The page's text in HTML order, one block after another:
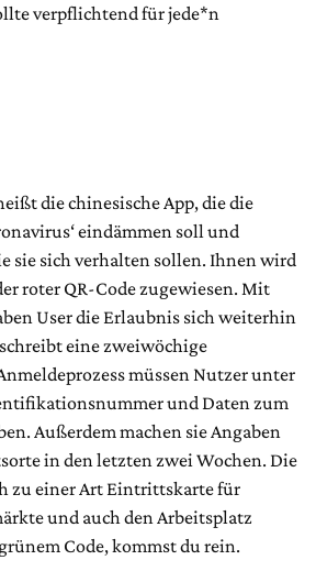
verpflichtend für jede*n
die chinesische App, die die
eindämmen soll und
sie sich verhalten sollen. Ihnen wird
roter QR-Code zugewiesen. Mit
User die Erlaubnis sich weiterhin
eine zweiwöchige
müssen Nutzer unter
und Daten zum
Außerdem machen sie Angaben
in den letzten zwei Wochen. Die
zu einer Art Eintrittskarte für
und auch den Arbeitsplatz
Code, kommst du rein.